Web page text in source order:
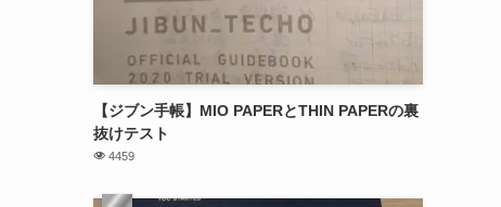
【ジブン手帳】MIO PAPERとTHIN PAPERの裏
抜けテスト
4459